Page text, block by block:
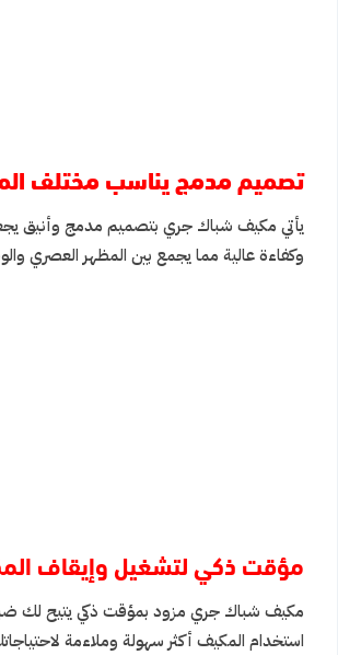
تصميم مدمج يناسب مختلف
يأتي مكيف شباك جري بتصميم مدمج وأنيق
وكفاءة عالية مما يجمع بين المظهر العصري
مؤقت ذكي لتشغيل وإيقاف
مكيف شباك جري مزود بمؤقت ذكي يتيح لك ضبط
استخدام المكيف أكثر سهولة وملاءمة